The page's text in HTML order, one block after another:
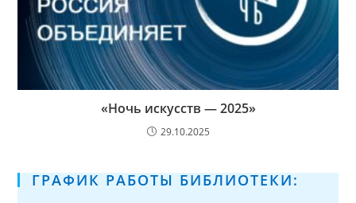
«Ночь искусств — 2025»
29.10.2025
ГРАФИК РАБОТЫ БИБЛИОТЕКИ: